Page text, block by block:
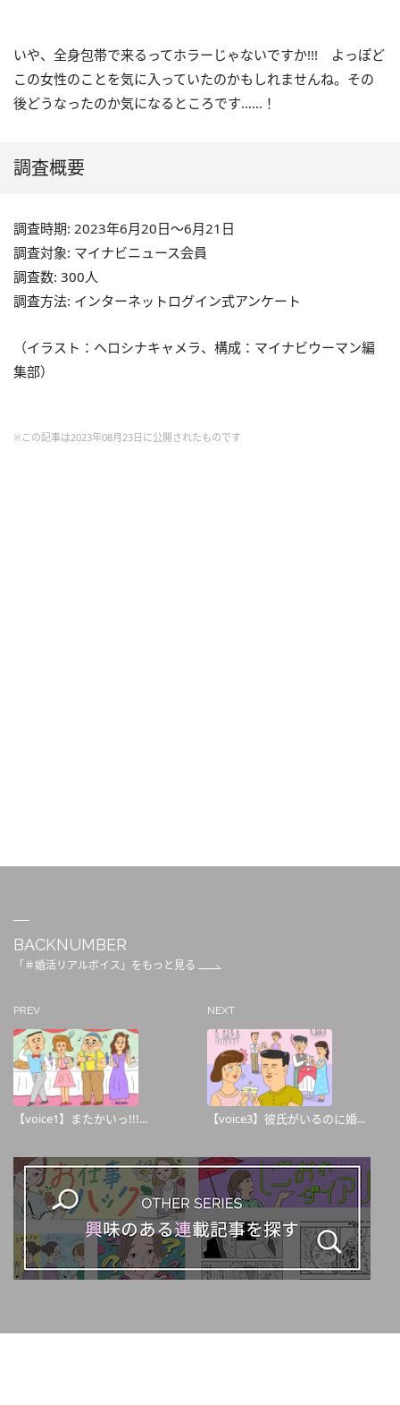
いや、全身包帯で来るってホラーじゃないですか!!! よっぽど
この女性のことを気に入っていたのかもしれませんね。その
後どうなったのか気になるところです……！
調査概要
調査時期: 2023年6月20日～6月21日
調査対象: マイナビニュース会員
調査数: 300人
調査方法: インターネットログイン式アンケート
（イラスト：ヘロシナキャメラ、構成：マイナビウーマン編
集部）
※この記事は2023年08月23日に公開されたものです
BACKNUMBER
「＃婚活リアルボイス」をもっと見る
PREV
【voice1】またかいっ!!!...
NEXT
【voice3】彼氏がいるのに婚...